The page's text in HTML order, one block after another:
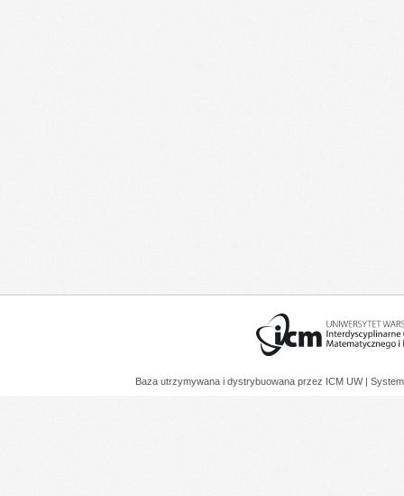
Baza utrzymywana i dystrybuowana przez ICM UW |